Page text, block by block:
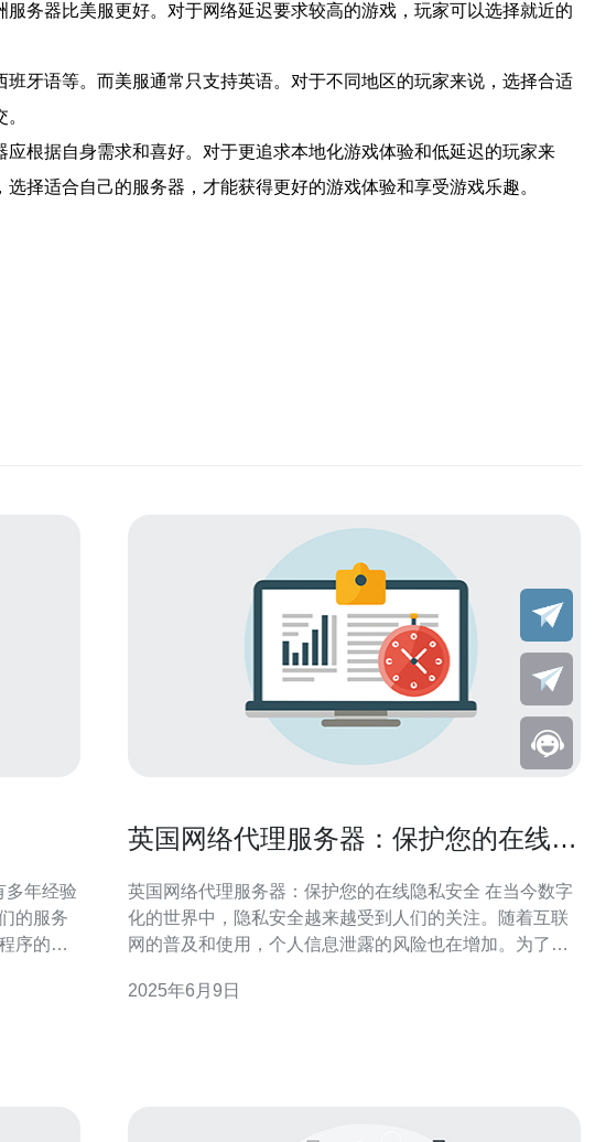
务器比美服更好。对于网络延迟要求较高的游戏，玩家可以选择就近的
牙语等。而美服通常只支持英语。对于不同地区的玩家来说，选择合适
根据自身需求和喜好。对于更追求本地化游戏体验和低延迟的玩家来
择适合自己的服务器，才能获得更好的游戏体验和享受游戏乐趣。
的服务
序的托
英国网络代理服务器：保护您的在线隐
英国网络代理服务器：保护您的在线隐私安全 在当今数字
化的世界中，隐私安全越来越受到人们的关注。随着互联
网的普及和使用，个人信息泄露的风险也在增加。为了保
要的工具。 网络代理服务器是一种位于您和互联网之间的
2025年6月9日